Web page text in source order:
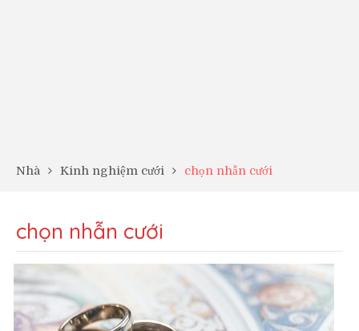
Nhà Kinh nghiệm cưới chọn nhẫn cưới
chọn nhẫn cưới